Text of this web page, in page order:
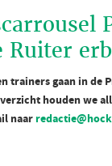
Ruiter
trainers gaan in de
houden we
naar